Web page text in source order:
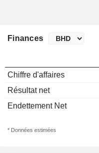
Finances
Chiffre d'affaires
Résultat net
Endettement Net
* Données estimées